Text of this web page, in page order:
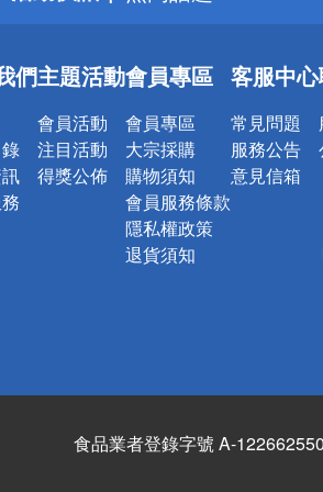
銀行優惠
詐騙網頁！請小心！
們主題活動
會員活動
注目活動
得獎公佈
會員專區
會員專區
大宗採購
購物須知
會員服務條款
隱私權政策
退貨須知
客服中心
常見問題
服務公告
意見信箱
食品業者登錄字號 A-